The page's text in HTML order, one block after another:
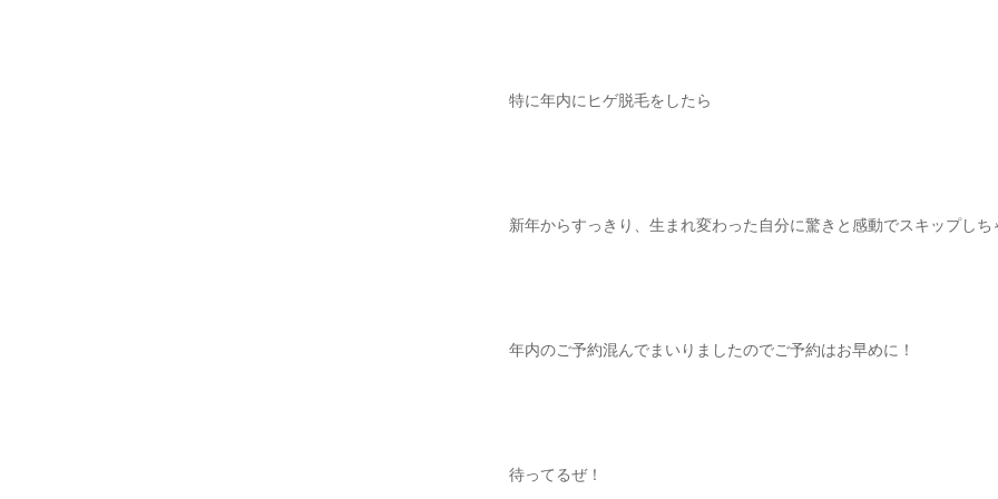
特に年内にヒゲ脱毛をしたら
新年からすっきり、生まれ変わった自分に驚きと感動でスキップしち
年内のご予約混んでまいりましたのでご予約はお早めに！
待ってるぜ！